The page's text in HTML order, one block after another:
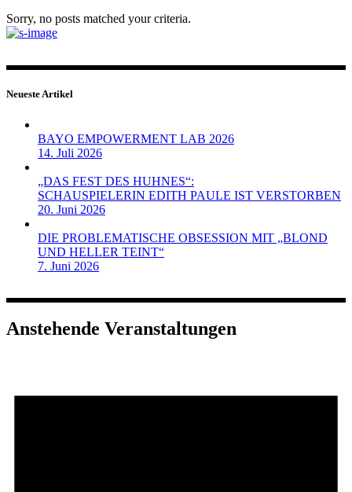
Sorry, no posts matched your criteria.
Neueste Artikel
BAYO EMPOWERMENT LAB 2026
14. Juli 2026
„DAS FEST DES HUHNES“:
SCHAUSPIELERIN EDITH PAULE IST VERSTORBEN
20. Juni 2026
DIE PROBLEMATISCHE OBSESSION MIT „BLOND
UND HELLER TEINT“
7. Juni 2026
Anstehende Veranstaltungen